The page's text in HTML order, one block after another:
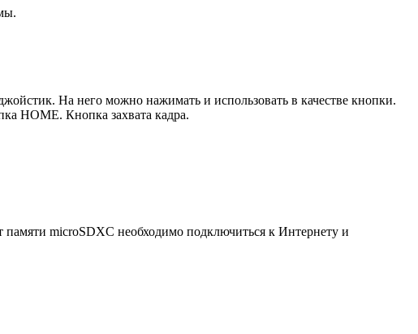
На него можно нажимать и использовать в качестве кнопки.
HOME. Кнопка захвата кадра.
microSDXC необходимо подключиться к Интернету и